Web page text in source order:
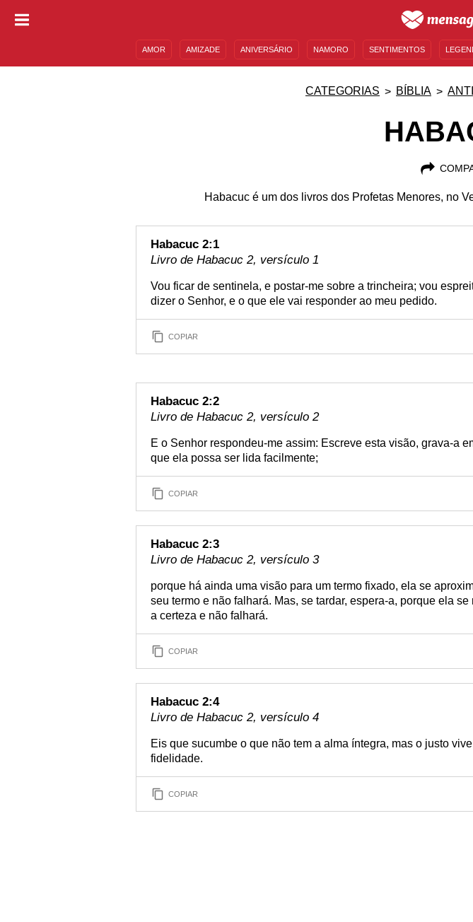
AMOR AMIZADE ANIVERSÁRIO NAMORO SENTIMENTOS
CATEGORIAS BÍBLIA
Habacuc é um dos livros dos Profetas Menores, no
Habacuc 2:1
Livro de Habacuc 2, versículo 1
Vou ficar de sentinela, e postar-me sobre a trincheira; vou
dizer o Senhor, e o que ele vai responder ao meu pedido.
COPIAR
Habacuc 2:2
Livro de Habacuc 2, versículo 2
E o Senhor respondeu-me assim: Escreve esta visão, grava-a
que ela possa ser lida facilmente;
COPIAR
Habacuc 2:3
Livro de Habacuc 2, versículo 3
porque há ainda uma visão para um termo fixado, ela se
seu termo e não falhará. Mas, se tardar, espera-a, porque ela se
a certeza e não falhará.
COPIAR
Habacuc 2:4
Livro de Habacuc 2, versículo 4
Eis que sucumbe o que não tem a alma íntegra, mas o justo
fidelidade.
COPIAR